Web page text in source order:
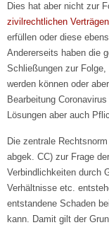
Dies hat aber nicht zur
zivilrechtlichen Verträgen
erfüllen oder diese
Andererseits haben die
Schließungen zur
werden können oder
Bearbeitung
Lösungen aber auch
Die zentrale
abgek. CC) zur Frage
Verbindlichkeiten durch
Verhältnisse etc.
entstandene Schaden
kann. Damit gilt der